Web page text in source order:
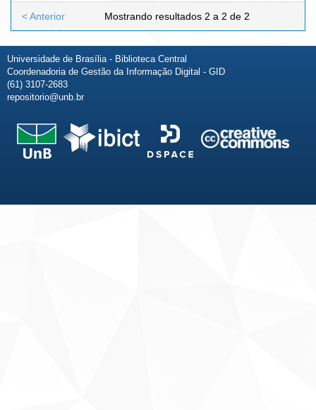
Mostrando resultados 2 a 2 de 2
< Anterior
Universidade de Brasília - Biblioteca Central
Coordenadoria de Gestão da Informação Digital - GID
(61) 3107-2683
repositorio@unb.br